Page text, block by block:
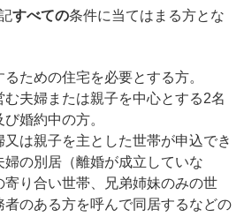
すべての条件に当てはまる方とな
ための住宅を必要とする方。
夫婦または親子を中心とする2名
婚約中の方。
は親子を主とした世帯が申込でき
婦の別居（離婚が成立していな
寄り合い世帯、兄弟姉妹のみの世
者のある方を呼んで同居するなどの